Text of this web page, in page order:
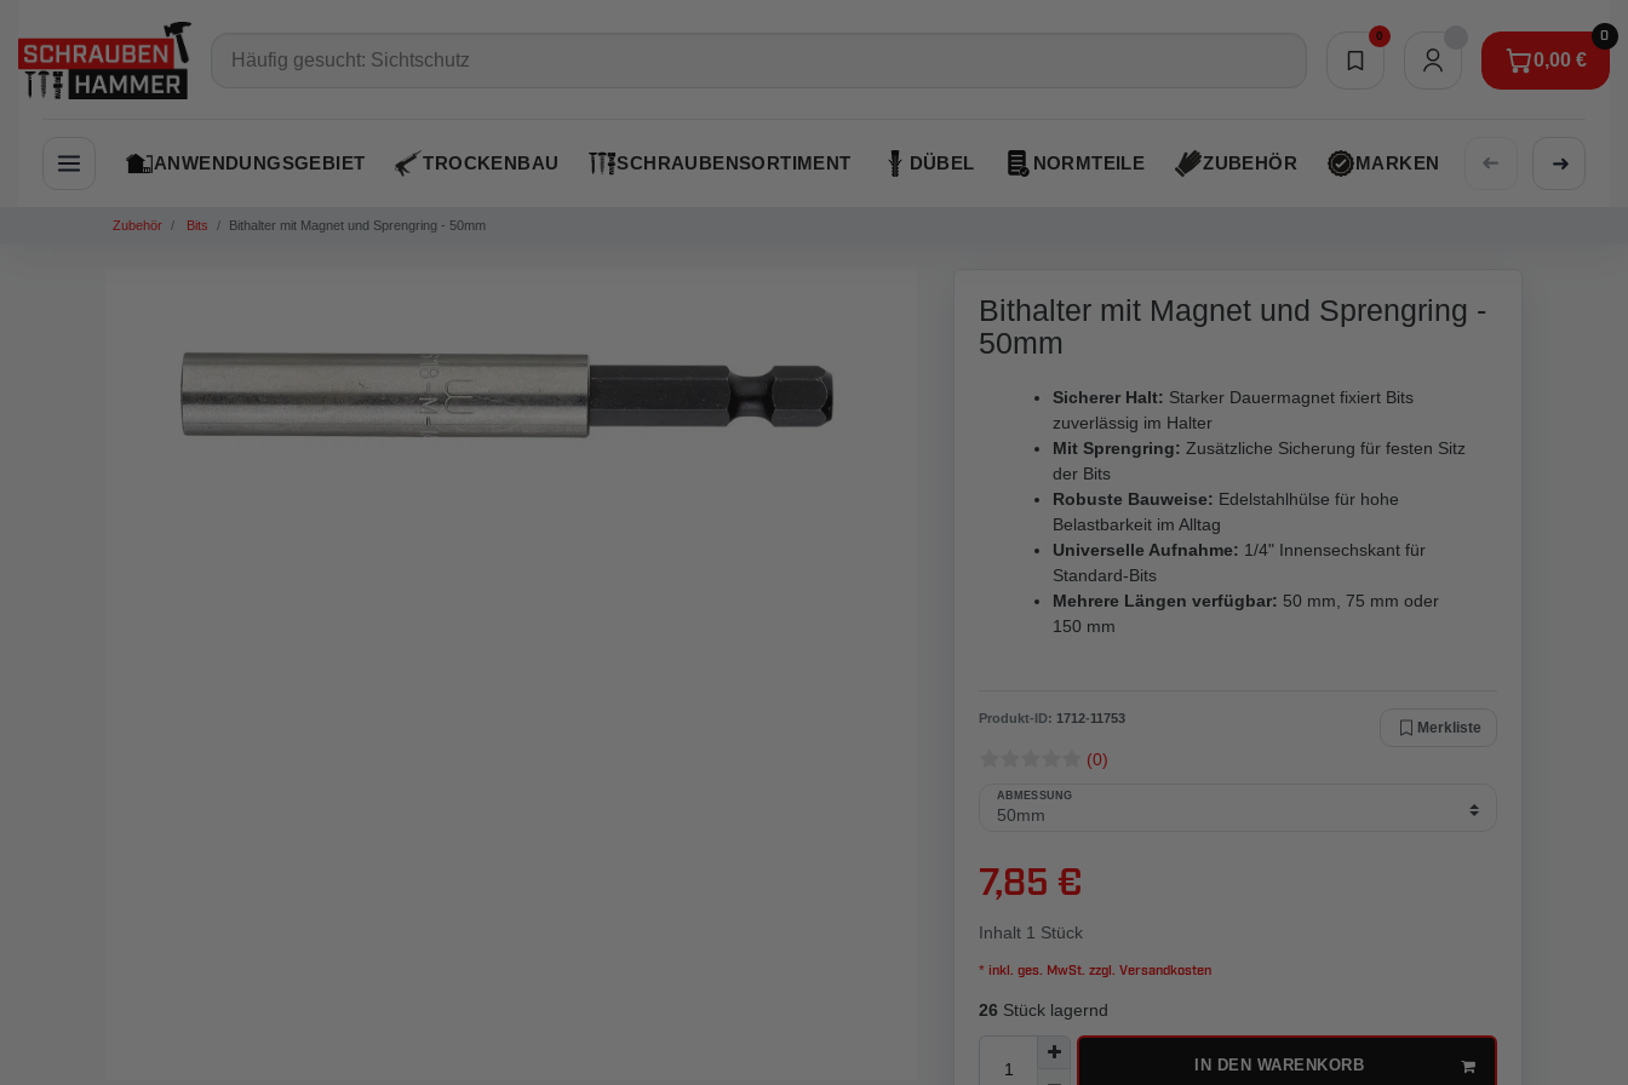
0
Merkliste
0
0,00 €
0,00 €
Navigation öffnen
ANWENDUNGSGEBIET TROCKENBAU SCHRAUBENSORTIMENT DÜBEL NORMTEILE ZUBEHÖR MARKEN AKTIONEN
➜ ➜
Zubehör Bits Bithalter mit Magnet und Sprengring - 50mm
Bithalter mit Magnet und Sprengring -
50mm
Sicherer Halt: Starker Dauermagnet fixiert Bits
zuverlässig im Halter
Mit Sprengring: Zusätzliche Sicherung für festen Sitz
der Bits
Robuste Bauweise: Edelstahlhülse für hohe
Belastbarkeit im Alltag
Universelle Aufnahme: 1/4" Innensechskant für
Standard-Bits
Mehrere Längen verfügbar: 50 mm, 75 mm oder
150 mm
Produkt-ID: 1712-11753
Merkliste
(0)
ABMESSUNG
7,85 €
Inhalt 1 Stück
* inkl. ges. MwSt. zzgl. Versandkosten
26 Stück lagernd
IN DEN WARENKORB